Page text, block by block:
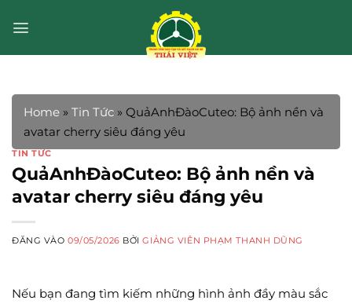
qua
Home » Tin Tức » QuảAnhĐàoCuteo: Bộ ảnh nền và
avatar cherry siêu đáng yêu
TIN TỨC
QuảAnhĐàoCuteo: Bộ ảnh nền và
avatar cherry siêu đáng yêu
ĐĂNG VÀO09/05/2026 BỞIGIẢNG VIÊN PHẠM THANH DŨNG
Nếu bạn đang tìm kiếm những hình ảnh đầy màu sắc